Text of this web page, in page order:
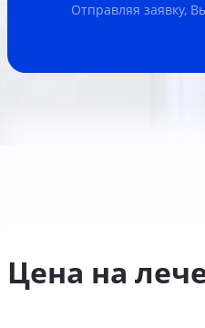
Отправляя заявку,
Цена на